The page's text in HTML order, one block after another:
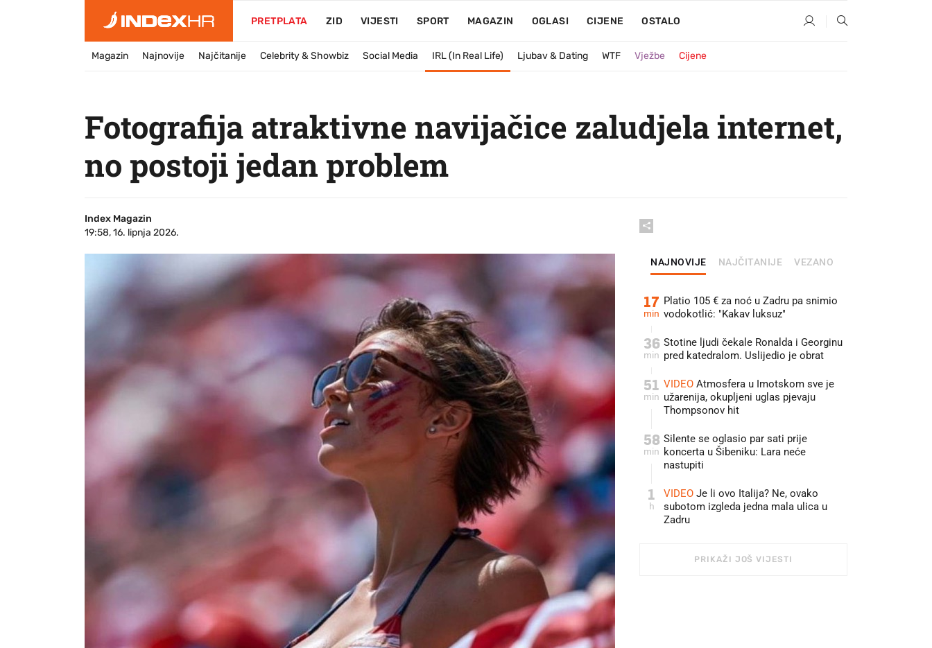
PRETPLATA ZID VIJESTI SPORT MAGAZIN OGLASI CIJENE OSTALO
Magazin Najnovije Najčitanije Celebrity & Showbiz Social Media IRL (In Real Life) Ljubav & Dating WTF Vježbe Cijene
Fotografija atraktivne navijačice zaludjela internet,
no postoji jedan problem
Index Magazin
19:58, 16. lipnja 2026.
NAJNOVIJE NAJČITANIJE VEZANO
17
min
Platio 105 € za noć u Zadru pa snimio
vodokotlić: "Kakav luksuz"
36
min
Stotine ljudi čekale Ronalda i Georginu
pred katedralom. Uslijedio je obrat
51
min
VIDEO Atmosfera u Imotskom sve je
užarenija, okupljeni uglas pjevaju
Thompsonov hit
58
min
Silente se oglasio par sati prije
koncerta u Šibeniku: Lara neće
nastupiti
1
h
VIDEO Je li ovo Italija? Ne, ovako
subotom izgleda jedna mala ulica u
Zadru
PRIKAŽI JOŠ VIJESTI